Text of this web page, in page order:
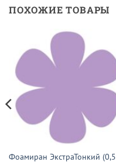
ПОХОЖИЕ ТОВАРЫ
Фоамиран ЭкстраТонкий (0,5